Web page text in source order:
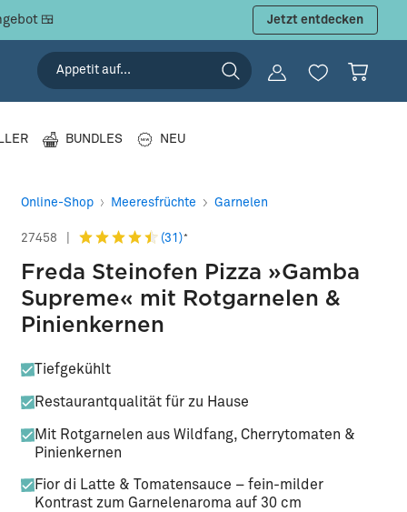
🍱 Jetzt entdecken
BUNDLES NEU
Online-Shop Meeresfrüchte Garnelen
27458 (31)*
Freda Steinofen Pizza »Gamba
Supreme« mit Rotgarnelen &
Pinienkernen
Tiefgekühlt
Restaurantqualität für zu Hause
Mit Rotgarnelen aus Wildfang, Cherrytomaten &
Pinienkernen
Fior di Latte & Tomatensauce – fein-milder
Kontrast zum Garnelenaroma auf 30 cm